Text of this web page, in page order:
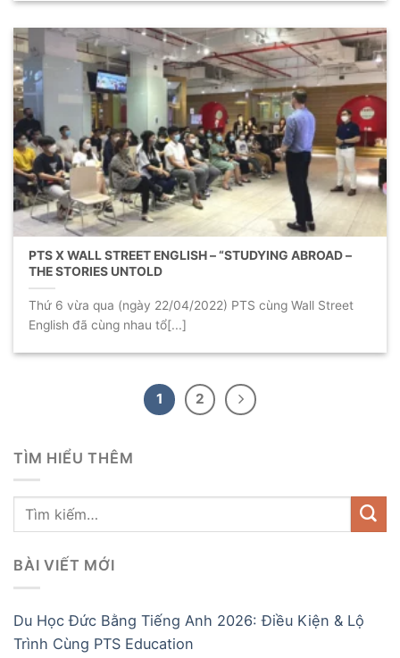
PTS X WALL STREET ENGLISH – “STUDYING ABROAD –
THE STORIES UNTOLD
Thứ 6 vừa qua (ngày 22/04/2022) PTS cùng Wall Street
English đã cùng nhau tổ[...]
1 2
TÌM HIỂU THÊM
BÀI VIẾT MỚI
Du Học Đức Bằng Tiếng Anh 2026: Điều Kiện & Lộ
Trình Cùng PTS Education